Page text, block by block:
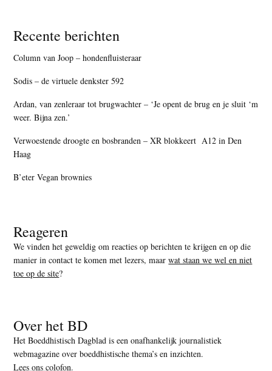
Recente berichten
Column van Joop – hondenfluisteraar
Sodis – de virtuele denkster 592
Ardan, van zenleraar tot brugwachter – ‘Je opent de brug en je sluit ‘m
weer. Bijna zen.’
Verwoestende droogte en bosbranden – XR blokkeert A12 in Den
Haag
B’eter Vegan brownies
Reageren
We vinden het geweldig om reacties op berichten te krijgen en op die
manier in contact te komen met lezers, maarwat staan we wel en niet
toe op de site?
Over het BD
Het Boeddhistisch Dagblad is een onafhankelijk journalistiek
webmagazine over boeddhistische thema’s en inzichten.
Lees ons colofon.